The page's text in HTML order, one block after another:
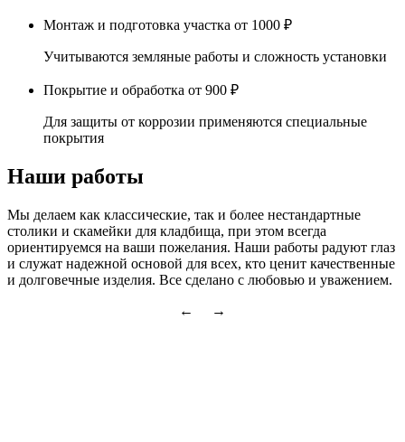
Монтаж и подготовка участка от 1000 ₽
Учитываются земляные работы и сложность установки
Покрытие и обработка от 900 ₽
Для защиты от коррозии применяются специальные
покрытия
Наши работы
Мы делаем как классические, так и более нестандартные
столики и скамейки для кладбища, при этом всегда
ориентируемся на ваши пожелания. Наши работы радуют глаз
и служат надежной основой для всех, кто ценит качественные
и долговечные изделия. Все сделано с любовью и уважением.
← →